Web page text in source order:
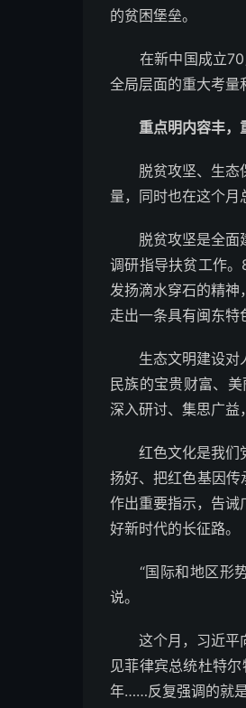
的贫困堡垒。
在新中国成立70
全局层面的重大考量
重点明内容丰，
脱贫攻坚、生态保
量，同时也在这个月
脱贫攻坚是全面建
调研指导扶贫工作
发扬滴水穿石的精神
走出一条具有闽东特
生态文明建设对人
民族的宝贵财富、
深入研讨、集思广益
红色文化是我们党
扬好、把红色基因传
作出重要指示，告诫
好新时代的长征路。
“国际和地区形势
说。
这个月，习近平向
见菲律宾总统杜特
年……反复强调的就